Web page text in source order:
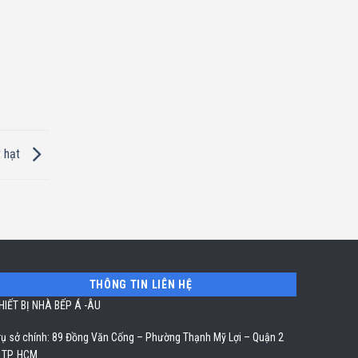
hạt
THÔNG TIN LIÊN HỆ
BỊ NHÀ BẾP Á -ÂU
sở chính: 89 Đồng Văn Cống – Phường Thạnh Mỹ Lợi – Quận 2
HCM